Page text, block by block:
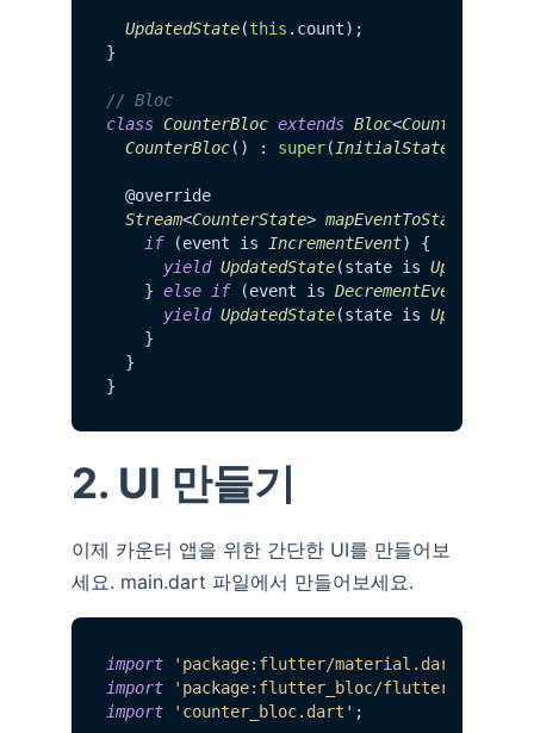
UpdatedState(this . count);
}
// Bloc
class CounterBloc extends Bloc<CounterEvent
CounterBloc() : super( InitialState
  @override
Stream<CounterState> mapEventToState
if (event is IncrementEvent) {
yield UpdatedState(state is
    }
else if (event is DecrementEvent
yield UpdatedState(state is
    }
  }
2. UI 만들기
이제 카운터 앱을 위한 간단한 UI를 만들어보
세요. main.dart 파일에서 만들어보세요.
import 'package:flutter/material.dart'
import
'package:flutter_bloc/
import
'counter_bloc.dart' ;